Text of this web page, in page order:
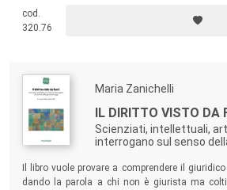
ritiene. Il contrappasso – come criterio di
fondato su una intramontabile idea
cod.
320.76
Maria Zanichelli
IL DIRITTO VISTO DA
Scienziati, intellettuali,
interrogano sul senso
Il libro vuole provare a comprendere il
dando la parola a chi non è giurista ma